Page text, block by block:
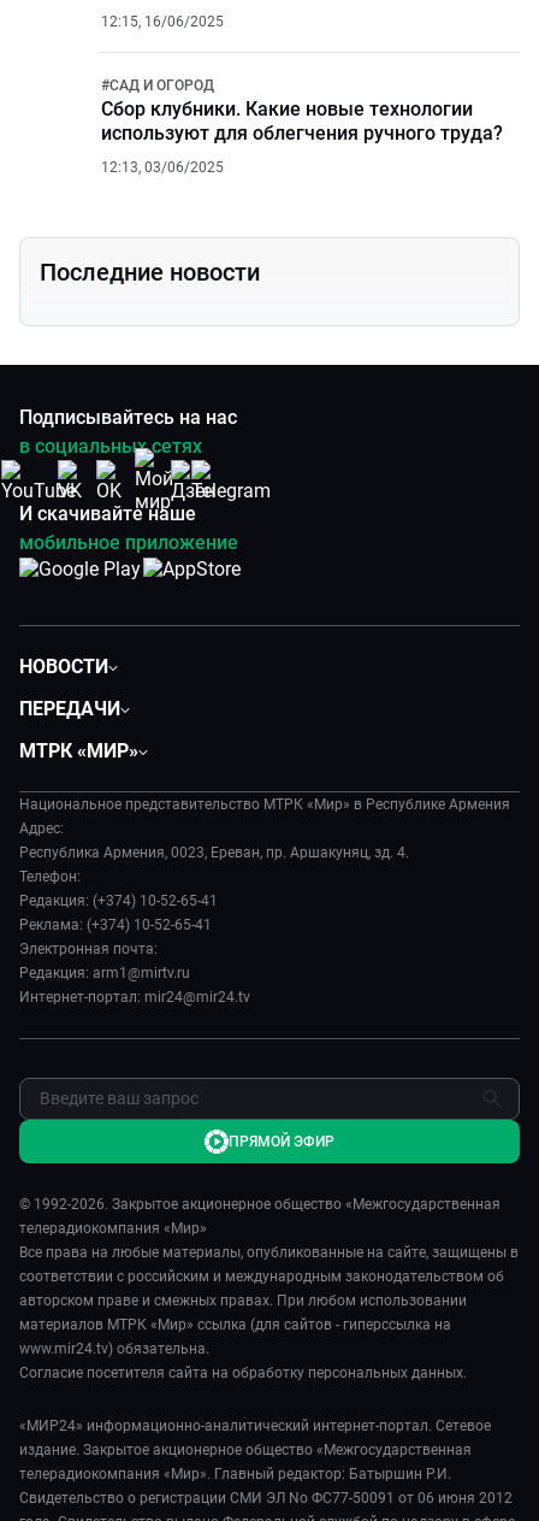
12:15, 16/06/2025
#САД И ОГОРОД
Сбор клубники. Какие новые технологии
используют для облегчения ручного труда?
12:13, 03/06/2025
Последние новости
Подписывайтесь на нас
в социальных сетях
И скачивайте наше
мобильное приложение
НОВОСТИ
Экономика
Происшествия
Наука и технологии
Культура
Спорт
ПЕРЕДАЧИ
Евразия. Культурно
Евразия. Регионы
Наши иностранцы
Пять причин поехать в...
Сделано в Содружестве
Я – волонтер
МТРК «МИР»
История
Руководство
Лица мира
Новости
Пресса о нас
Карьера
Национальное представительство МТРК «Мир» в Республике Армения
Адрес:
Республика Армения, 0023, Ереван, пр. Аршакуняц, зд. 4.
Телефон:
Редакция: (+374) 10-52-65-41
Реклама: (+374) 10-52-65-41
Электронная почта:
Редакция: arm1@mirtv.ru
Интернет-портал: mir24@mir24.tv
© 1992-2026. Закрытое акционерное общество «Межгосударственная
телерадиокомпания «Мир»
Все права на любые материалы, опубликованные на сайте, защищены в
соответствии с российским и международным законодательством об
авторском праве и смежных правах. При любом использовании
материалов МТРК «Мир» ссылка (для сайтов - гиперссылка на
www.mir24.tv) обязательна.
Согласие посетителя сайта на обработку персональных данных.
«МИР24» информационно-аналитический интернет-портал. Сетевое
издание. Закрытое акционерное общество «Межгосударственная
телерадиокомпания «Мир». Главный редактор: Батыршин Р.И.
Свидетельство о регистрации СМИ ЭЛ No ФС77-50091 от 06 июня 2012
ПРЯМОЙ ЭФИР